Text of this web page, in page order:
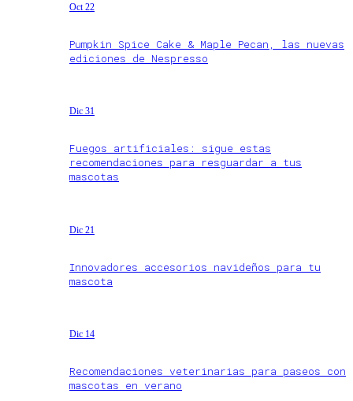
Oct 22
Pumpkin Spice Cake & Maple Pecan, las nuevas
ediciones de Nespresso
Dic 31
Fuegos artificiales: sigue estas
recomendaciones para resguardar a tus
mascotas
Dic 21
Innovadores accesorios navideños para tu
mascota
Dic 14
Recomendaciones veterinarias para paseos con
mascotas en verano